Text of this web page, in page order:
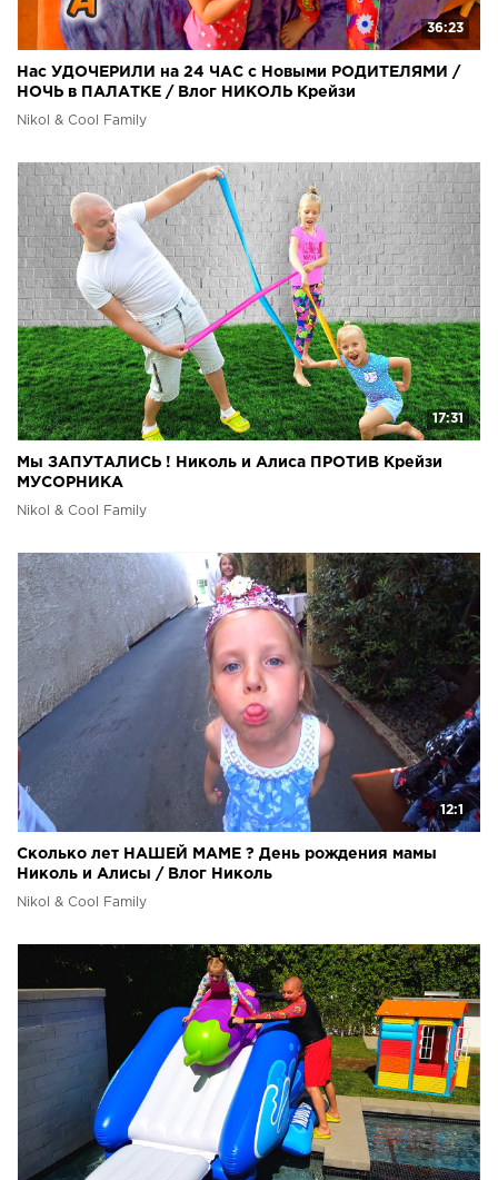
36:23
Нас УДОЧЕРИЛИ на 24 ЧАС с Новыми РОДИТЕЛЯМИ /
НОЧЬ в ПАЛАТКЕ / Влог НИКОЛЬ Крейзи
Nikol & Cool Family
17:31
Мы ЗАПУТАЛИСЬ ! Николь и Алиса ПРОТИВ Крейзи
МУСОРНИКА
Nikol & Cool Family
12:1
Сколько лет НАШЕЙ МАМЕ ? День рождения мамы
Николь и Алисы / Влог Николь
Nikol & Cool Family